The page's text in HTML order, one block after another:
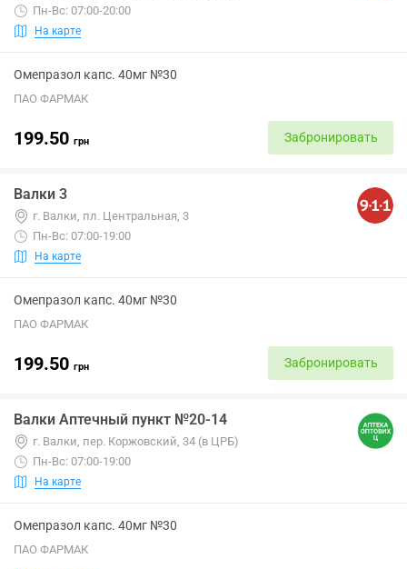
Пн-Вс: 07:00-20:00
На карте
Омепразол капс. 40мг №30
ПАО ФАРМАК
199.50 грн Забронировать
Валки 3
г. Валки, пл. Центральная, 3
Пн-Вс: 07:00-19:00
На карте
Омепразол капс. 40мг №30
ПАО ФАРМАК
199.50 грн Забронировать
Валки Аптечный пункт №20-14
г. Валки, пер. Коржовский, 34 (в ЦРБ)
Пн-Вс: 07:00-19:00
На карте
Омепразол капс. 40мг №30
ПАО ФАРМАК